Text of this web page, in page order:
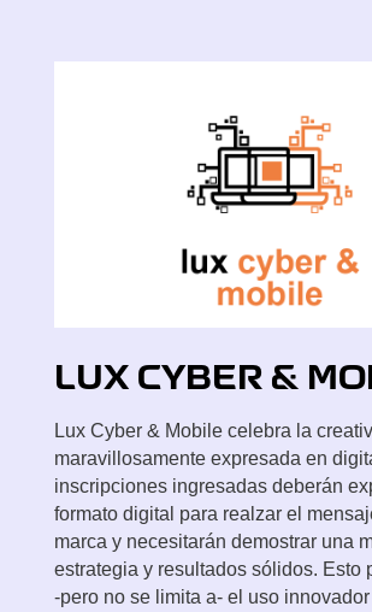
LUX CYBER &
Lux Cyber & Mobile celebra la
maravillosamente expresada en
inscripciones ingresadas deberán
formato digital para realzar el
marca y necesitarán demostrar una
estrategia y resultados sólidos. Esto
-pero no se limita a- el uso